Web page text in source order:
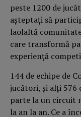
peste 1200 de
așteptați să
laolaltă
care transformă
experiență
144 de echipe de
jucători, și alți 576
parte la un circuit
la an la an. Ce a